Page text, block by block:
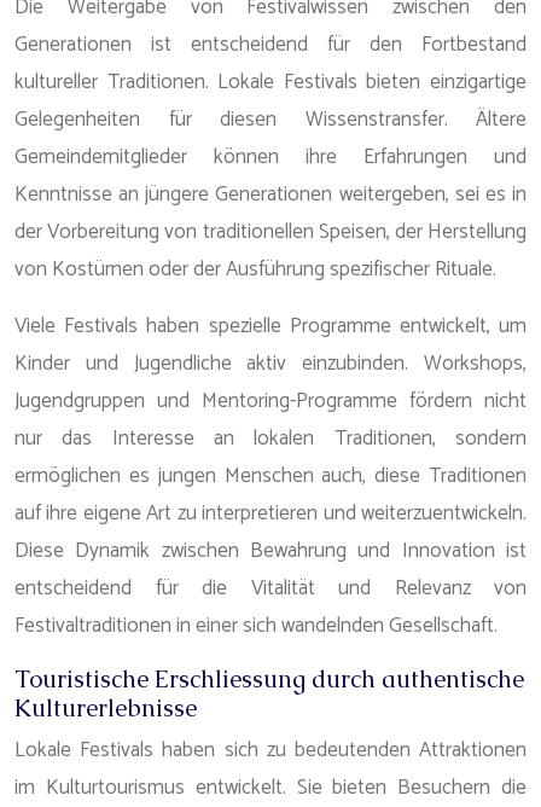
Die Weitergabe von Festivalwissen zwischen den
Generationen ist entscheidend für den Fortbestand
kultureller Traditionen. Lokale Festivals bieten einzigartige
Gelegenheiten für diesen Wissenstransfer. Ältere
Gemeindemitglieder können ihre Erfahrungen und
Kenntnisse an jüngere Generationen weitergeben, sei es in
der Vorbereitung von traditionellen Speisen, der Herstellung
von Kostümen oder der Ausführung spezifischer Rituale.
Viele Festivals haben spezielle Programme entwickelt, um
Kinder und Jugendliche aktiv einzubinden. Workshops,
Jugendgruppen und Mentoring-Programme fördern nicht
nur das Interesse an lokalen Traditionen, sondern
ermöglichen es jungen Menschen auch, diese Traditionen
auf ihre eigene Art zu interpretieren und weiterzuentwickeln.
Diese Dynamik zwischen Bewahrung und Innovation ist
entscheidend für die Vitalität und Relevanz von
Festivaltraditionen in einer sich wandelnden Gesellschaft.
Touristische Erschliessung durch authentische
Kulturerlebnisse
Lokale Festivals haben sich zu bedeutenden Attraktionen
im Kulturtourismus entwickelt. Sie bieten Besuchern die